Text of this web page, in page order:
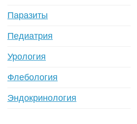
Паразиты
Педиатрия
Урология
Флебология
Эндокринология